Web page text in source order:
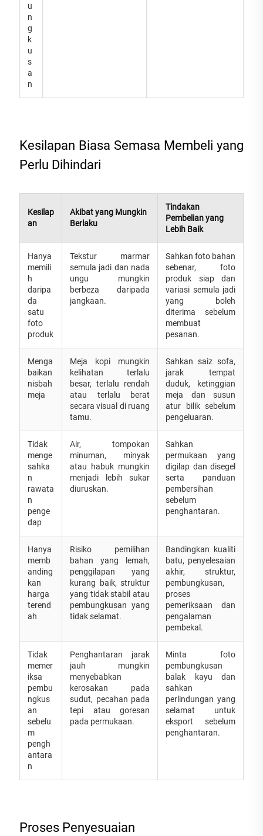
u
n
g
k
u
s
a
n
Kesilapan Biasa Semasa Membeli yang
Perlu Dihindari
Kesilap
an
Akibat yang Mungkin
Berlaku
Tindakan
Pembelian yang
Lebih Baik
Hanya
memili
h
daripa
da
satu
foto
produk
Tekstur marmar
semula jadi dan nada
ungu mungkin
berbeza daripada
jangkaan.
Sahkan foto bahan
sebenar, foto
produk siap dan
variasi semula jadi
yang boleh
diterima sebelum
membuat
pesanan.
Menga
baikan
nisbah
meja
Meja kopi mungkin
kelihatan terlalu
besar, terlalu rendah
atau terlalu berat
secara visual di ruang
tamu.
Sahkan saiz sofa,
jarak tempat
duduk, ketinggian
meja dan susun
atur bilik sebelum
pengeluaran.
Tidak
menge
sahka
n
rawata
n
penge
dap
Air, tompokan
minuman, minyak
atau habuk mungkin
menjadi lebih sukar
diuruskan.
Sahkan
permukaan yang
digilap dan disegel
serta panduan
pembersihan
sebelum
penghantaran.
Hanya
memb
anding
kan
harga
terend
ah
Risiko pemilihan
bahan yang lemah,
penggilapan yang
kurang baik, struktur
yang tidak stabil atau
pembungkusan yang
tidak selamat.
Bandingkan kualiti
batu, penyelesaian
akhir, struktur,
pembungkusan,
proses
pemeriksaan dan
pengalaman
pembekal.
Tidak
memer
iksa
pembu
ngkus
an
sebelu
m
pengh
antara
n
Penghantaran jarak
jauh mungkin
menyebabkan
kerosakan pada
sudut, pecahan pada
tepi atau goresan
pada permukaan.
Minta foto
pembungkusan
balak kayu dan
sahkan
perlindungan yang
selamat untuk
eksport sebelum
penghantaran.
Proses Penyesuaian